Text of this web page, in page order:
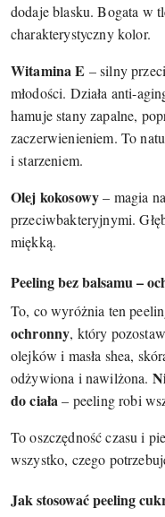
dodaje blasku. Bogata w
charakterystyczny kolor.
Witamina E – silny
młodości. Działa anti-
hamuje stany zapalne,
zaczerwienieniem. To
i starzeniem.
Olej kokosowy– magia
przeciwbakteryjnymi.
miękką.
Peeling bez balsamu –
To, co wyróżnia ten
ochronny, który
olejków i masła shea,
odżywiona i nawilżona.
do ciała– peeling robi
To oszczędność czasu i
wszystko, czego
Jak stosować peeling